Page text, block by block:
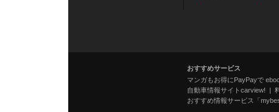
おすすめサービス
マンガもお得にPayPayで
自動車情報サイトcarview!
おすすめ情報サービス「